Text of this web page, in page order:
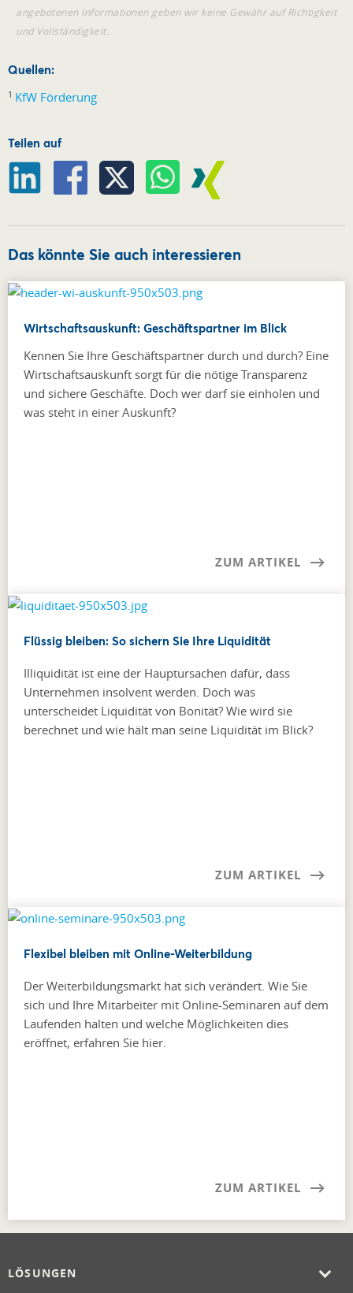
angebotenen Informationen geben wir keine Gewähr auf Richtigkeit
und Vollständigkeit.
Quellen:
1 KfW Förderung
Teilen auf
Das könnte Sie auch interessieren
Wirtschaftsauskunft: Geschäftspartner im Blick
Kennen Sie Ihre Geschäftspartner durch und durch? Eine
Wirtschaftsauskunft sorgt für die nötige Transparenz
und sichere Geschäfte. Doch wer darf sie einholen und
was steht in einer Auskunft?
ZUM ARTIKEL
Flüssig bleiben: So sichern Sie Ihre Liquidität
Illiquidität ist eine der Hauptursachen dafür, dass
Unternehmen insolvent werden. Doch was
unterscheidet Liquidität von Bonität? Wie wird sie
berechnet und wie hält man seine Liquidität im Blick?
ZUM ARTIKEL
Flexibel bleiben mit Online-Weiterbildung
Der Weiterbildungsmarkt hat sich verändert. Wie Sie
sich und Ihre Mitarbeiter mit Online-Seminaren auf dem
Laufenden halten und welche Möglichkeiten dies
eröffnet, erfahren Sie hier.
ZUM ARTIKEL
LÖSUNGEN